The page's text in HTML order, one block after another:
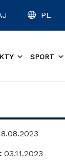
PL
SPORT
03.11.2023